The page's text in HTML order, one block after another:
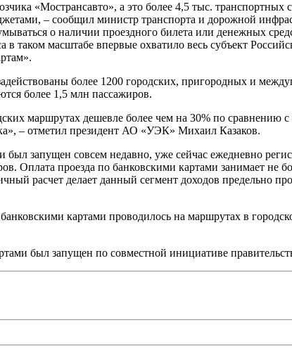
«Мострансавто», а это более 4,5 тыс.
– сообщил министр транспорта и дорожной
о наличии проездного билета или денежных
в таком масштабе впервые охватило весь субъект
более 1200 городских, пригородных и
более 1,5 млн пассажиров.
маршрутах дешевле более чем на 30% по
– отметил президент АО «УЭК» Михаил Казаков.
был запущен совсем недавно, уже сейчас ежедневно
Оплата проезда по банковскими картами занимает не
расчет делает данный сегмент доходов предельно
картами проводилось на маршрутах в
был запущен по совместной инициативе